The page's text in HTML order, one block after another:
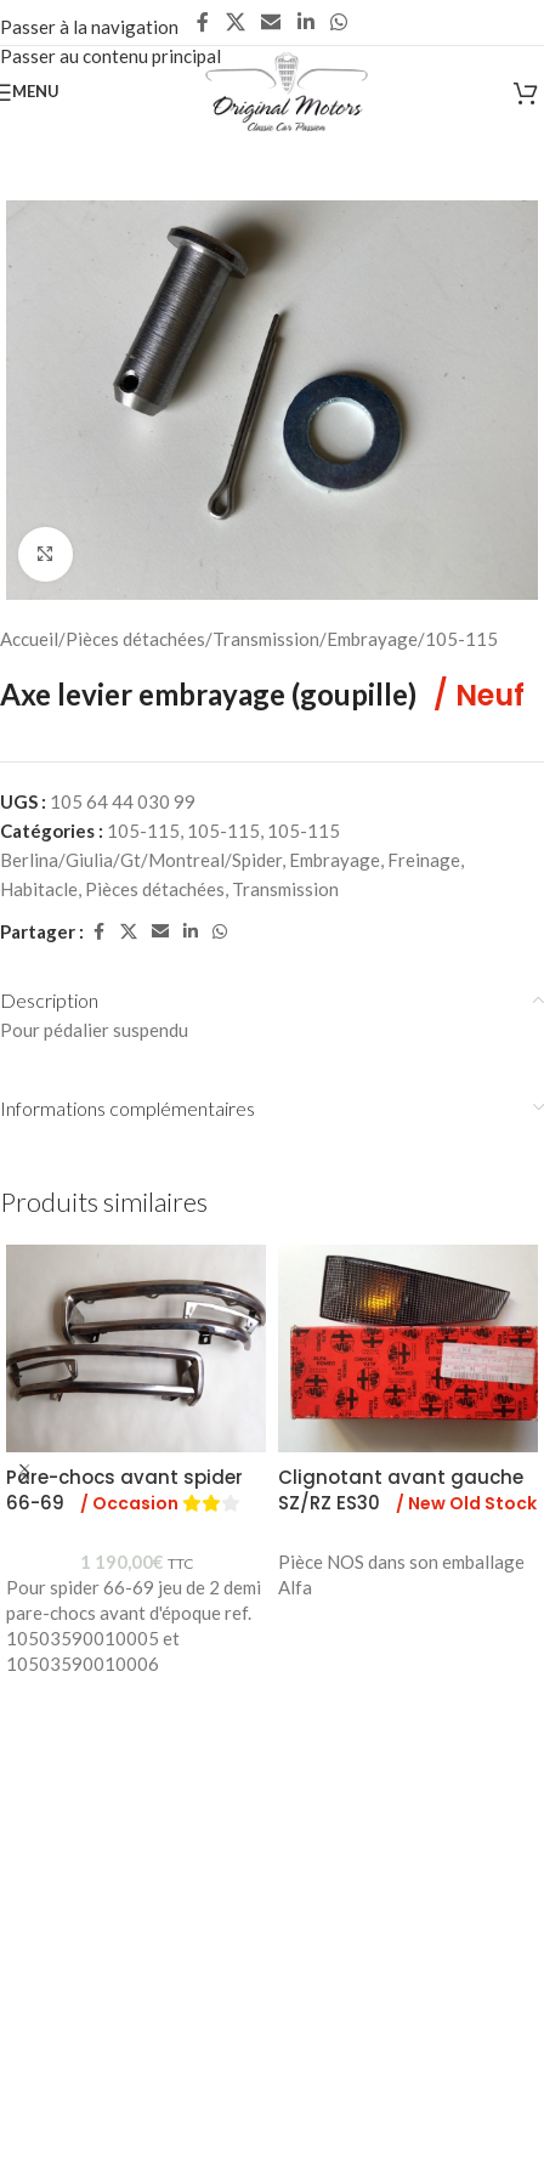
Passer à la navigation
Passer au contenu principal
MENU
Cliquez pour agrandir
Accueil/Pièces détachées/Transmission/Embrayage/105-115
Axe levier embrayage (goupille) / Neuf
UGS : 105 64 44 030 99
Catégories : 105-115 105-115 105-115
Berlina/Giulia/Gt/Montreal/Spider, Embrayage Freinage
Habitacle Pièces détachées Transmission
Partager :
Description
Pour pédalier suspendu
Informations complémentaires
Produits similaires
Pare-chocs avant spider
66-69
/ Occasion
1 190,00€ TTC
Pour spider 66-69 jeu de 2 demi
pare-chocs avant d'époque ref.
10503590010005 et
10503590010006
Clignotant avant gauche
SZ/RZ ES30
/ New Old Stock
Pièce NOS dans son emballage
Alfa